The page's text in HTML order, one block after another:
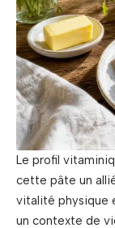
Le profil
cette pâte un
vitalité physique
un contexte de